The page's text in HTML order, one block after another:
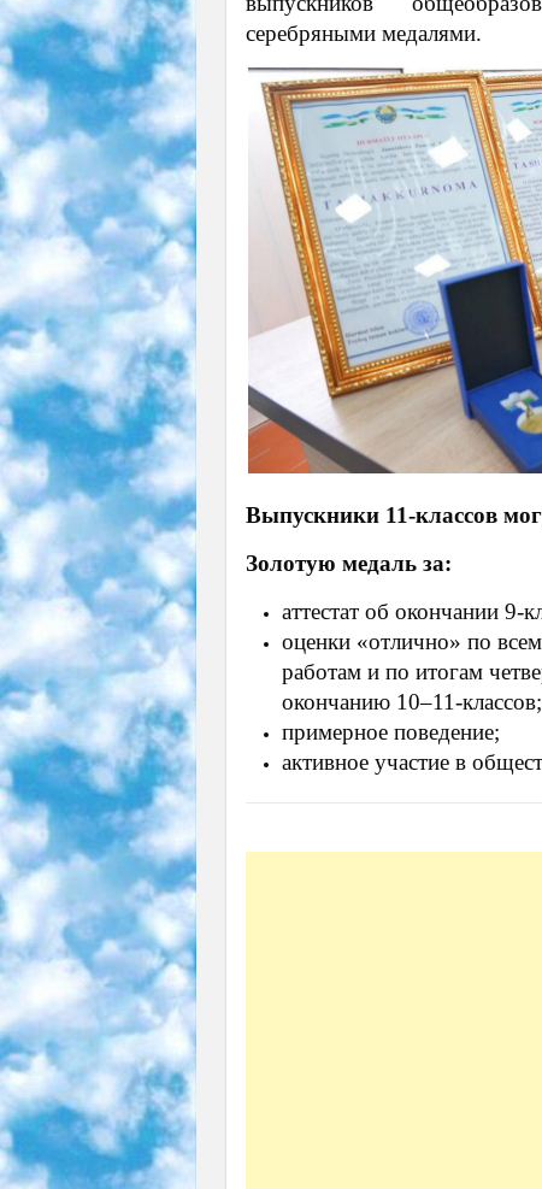
серебряными медалями.
Выпускники 11-классов
Золотую медаль за:
аттестат об окончании 9-
оценки «отлично» по
работам и по итогам
окончанию 10–11-классов;
примерное поведение;
активное участие в